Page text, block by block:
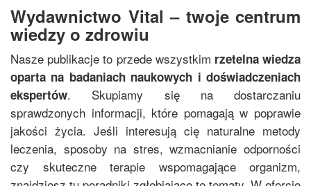
Wydawnictwo Vital – twoje centrum
wiedzy o zdrowiu
Nasze publikacje to przede wszystkim rzetelna wiedza
oparta na badaniach naukowych i doświadczeniach
ekspertów. Skupiamy się na dostarczaniu
sprawdzonych informacji, które pomagają w poprawie
jakości życia. Jeśli interesują cię naturalne metody
leczenia, sposoby na stres, wzmacnianie odporności
czy skuteczne terapie wspomagające organizm,